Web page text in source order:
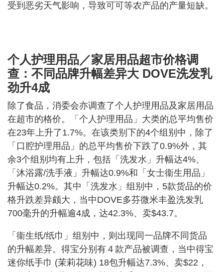
受到恶劣天气影响，导致可可等农产品的产量短缺。
个人护理用品／家居用品超市价格调
查：不同品牌升幅差异大 DOVE洗发乳
劲升4成
除了食品，消委会亦调查了个人护理用品及家居用品
在超市的格价。「个人护理用品」大类的总平均售价
在23年上升了1.7%。在该类别下的4个组别中，除了
「口腔护理用品」的总平均售价下跌了0.9%外，其
余3个组别均有上升，包括「洗发水」升幅达4%、
「沐浴露/洗手液」升幅达0.9%和「女士衞生用品」
升幅达0.2%。其中「洗发水」组别中，5款货品的价
格升跌差异颇大，当中DOVE多芬微米丰盈洗发乳
700毫升的升幅逾4成，达42.3%、卖$43.7。
「衞生纸/纸巾」组别中，则出现同一品牌不同货品
的升幅差异。得宝分别有４款产品被调查，当中得宝
迷你纸手巾 (茉莉花味) 18包升幅达7.3%、卖$22，